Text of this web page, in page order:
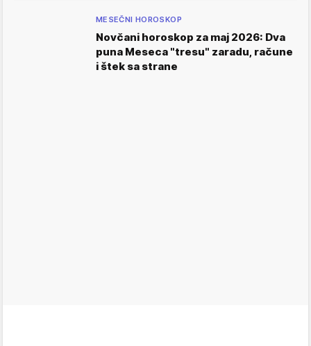
MESEČNI HOROSKOP
Novčani horoskop za maj 2026: Dva
punа Meseca "tresu" zaradu, račune
i štek sa strane